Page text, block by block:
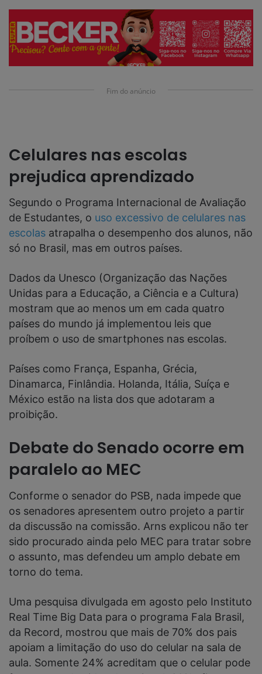
Fim do anúncio
Celulares nas escolas
prejudica aprendizado
Segundo o Programa Internacional de Avaliação
de Estudantes, o uso excessivo de celulares nas
escolas atrapalha o desempenho dos alunos, não
só no Brasil, mas em outros países.
Dados da Unesco (Organização das Nações
Unidas para a Educação, a Ciência e a Cultura)
mostram que ao menos um em cada quatro
países do mundo já implementou leis que
proíbem o uso de smartphones nas escolas.
Países como França, Espanha, Grécia,
Dinamarca, Finlândia. Holanda, Itália, Suíça e
México estão na lista dos que adotaram a
proibição.
Debate do Senado ocorre em
paralelo ao MEC
Conforme o senador do PSB, nada impede que
os senadores apresentem outro projeto a partir
da discussão na comissão. Arns explicou não ter
sido procurado ainda pelo MEC para tratar sobre
o assunto, mas defendeu um amplo debate em
torno do tema.
Uma pesquisa divulgada em agosto pelo Instituto
Real Time Big Data para o programa Fala Brasil,
da Record, mostrou que mais de 70% dos pais
apoiam a limitação do uso do celular na sala de
aula. Somente 24% acreditam que o celular pode